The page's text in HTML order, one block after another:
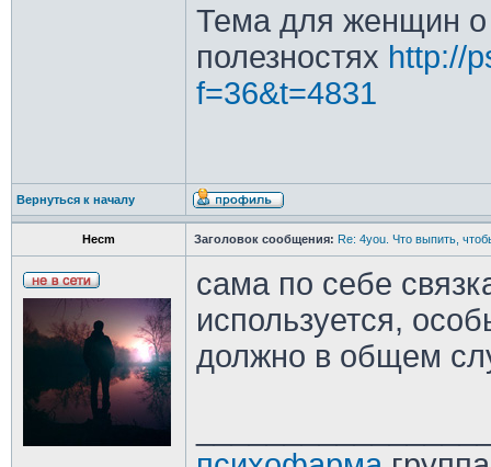
Тема для женщин о
полезностях http://
f=36&t=4831
Вернуться к началу
Hecm Заголовок сообщения: Re: 4you. Что выпить,
сама по себе
используется,
должно в общем